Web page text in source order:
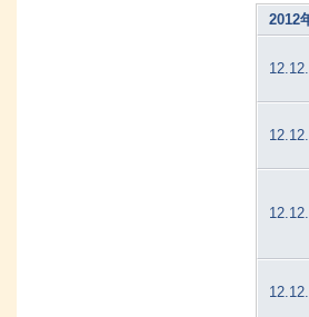
2012